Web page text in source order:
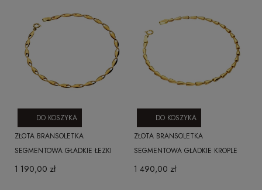
ZŁOTA BRANSOLETKA
SEGMENTOWA GŁADKIE ŁEZKI
1 190,00 zł
DO KOSZYKA
ZŁOTA BRANSOLETKA
SEGMENTOWA GŁADKIE KROPLE
1 490,00 zł
DO KOSZYKA